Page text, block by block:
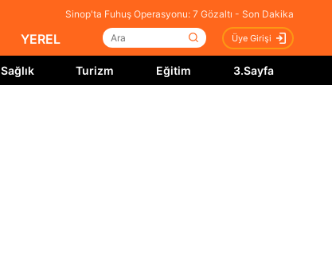
Sinop'ta Fuhuş Operasyonu: 7 Gözaltı - Son Dakika
YEREL Üye Girişi
Sağlık Turizm Eğitim 3.Sayfa